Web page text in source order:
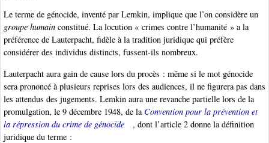
Le terme de génocide, inventé par Lemkin, implique que l’on considère un
groupe humain constitué. La locution « crimes contre l’humanité » a la
préférence de Lauterpacht, fidèle à la tradition juridique qui préfère
considérer des individus distincts, fussent-ils nombreux.
Lauterpacht aura gain de cause lors du procès : même si le mot génocide
sera prononcé à plusieurs reprises lors des audiences, il ne figurera pas dans
les attendus des jugements. Lemkin aura une revanche partielle lors de la
promulgation, le 9 décembre 1948, de la Convention pour la prévention et
la répression du crime de génocide
, dont l’article 2 donne la définition
juridique du terme :